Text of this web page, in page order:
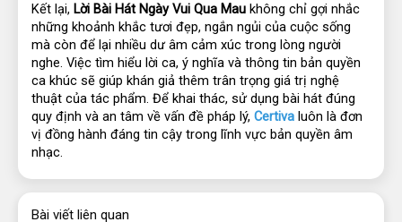
Kết lại, Lời Bài Hát Ngày Vui Qua Mau không chỉ gợi nhắc
những khoảnh khắc tươi đẹp, ngắn ngủi của cuộc sống
mà còn để lại nhiều dư âm cảm xúc trong lòng người
nghe. Việc tìm hiểu lời ca, ý nghĩa và thông tin bản quyền
ca khúc sẽ giúp khán giả thêm trân trọng giá trị nghệ
thuật của tác phẩm. Để khai thác, sử dụng bài hát đúng
quy định và an tâm về vấn đề pháp lý, Certiva luôn là đơn
vị đồng hành đáng tin cậy trong lĩnh vực bản quyền âm
nhạc.
Bài viết liên quan